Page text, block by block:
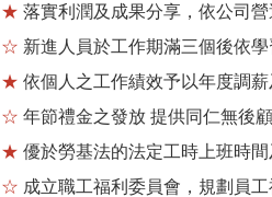
★ 落實利潤及成果分享，依公司
☆ 新進人員於工作期滿三個後依
★ 依個人之工作績效予以年度調
☆ 年節禮金之發放 提供同仁無後
★ 優於勞基法的法定工時上班時
☆ 成立職工福利委員會，規劃員工